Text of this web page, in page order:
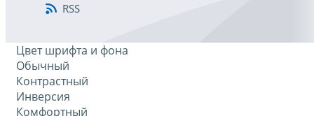
RSS
Цвет шрифта и фона
Обычный
Контрастный
Инверсия
Комфортный